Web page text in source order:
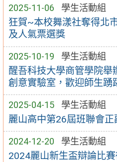
2025-11-06 學生活動組
狂賀~本校舞漾社奪得北
及人氣票選獎
2025-10-19 學生活動組
醒吾科技大學商管學院舉
創意實驗室，歡迎師生踴
2025-04-15 學生活動組
麗山高中第26屆班聯會
2024-12-20 學生活動組
2024麗山新生盃辯論比